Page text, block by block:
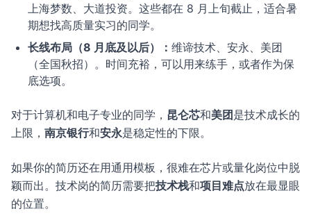
上海梦数、大道投资。这些都在 8 月上旬截止，适合暑
期想找高质量实习的同学。
长线布局（8 月底及以后）： 维谛技术、安永、美团
（全国秋招）。时间充裕，可以用来练手，或者作为保
底选项。
对于计算机和电子专业的同学， 昆仑芯和美团 是技术成长的
上限， 南京银行和安永是稳定性的下限。
如果你的简历还在用通用模板，很难在芯片或量化岗位中脱
颖而出。技术岗的简历需要把技术栈和项目难点放在最显眼
的位置。